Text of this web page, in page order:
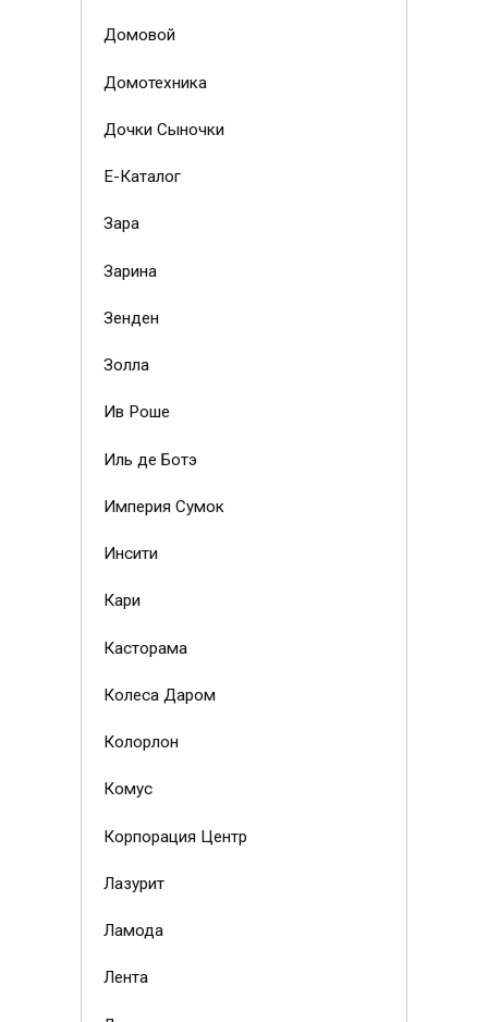
Домовой
Домотехника
Дочки Сыночки
Е-Каталог
Зара
Зарина
Зенден
Золла
Ив Роше
Иль де Ботэ
Империя Сумок
Инсити
Кари
Касторама
Колеса Даром
Колорлон
Комус
Корпорация Центр
Лазурит
Ламода
Лента